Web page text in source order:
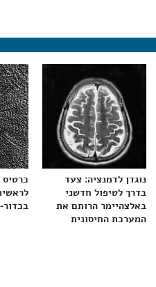
נוגדן לדמנציה: צעד
בדרך לטיפול חדשני
באלצהיימר הרותם את
המערכת החיסונית
כרטיס